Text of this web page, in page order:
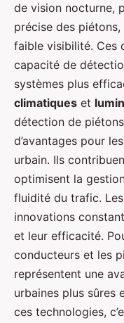
de vision nocturne,
précise des
faible visibilité. Ces
capacité de
systèmes plus
climatiques et
détection de
d’avantages pour
urbain. Ils
optimisent la
fluidité du trafic.
innovations
et leur efficacité.
conducteurs et les
représentent une
urbaines plus sûres
ces technologies,